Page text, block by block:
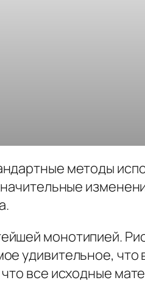
методы
монотипией.
удивительное, что
все исходные